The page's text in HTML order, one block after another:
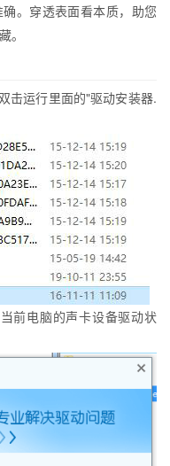
。穿透表面看本质，助您
。
击运行里面的"驱动安装器.
前电脑的声卡设备驱动状